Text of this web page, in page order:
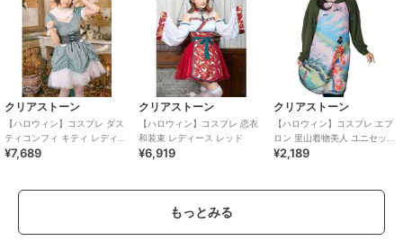
クリアストーン
【ハロウィン】コスプレ ダス
ティコンフィ キティ レディー
ス サックスブルー
¥7,689
クリアストーン
【ハロウィン】コスプレ 恋衣
和装束 レディース レッド
¥6,919
クリアストーン
【ハロウィン】コスプレ エプ
ロン 里山着物美人 ユニセック
ス ブルー
¥2,189
もっとみる